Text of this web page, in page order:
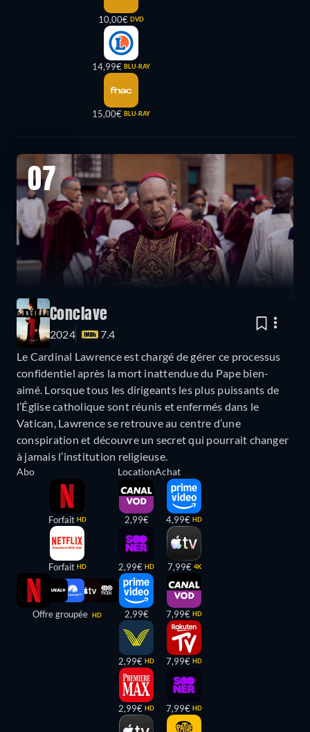
10,00€ DVD
14,99€ BLU-RAY
15,00€ BLU-RAY
07
Conclave
2024
7.4
Le Cardinal Lawrence est chargé de gérer ce processus
confidentiel après la mort inattendue du Pape bien-
aimé. Lorsque tous les dirigeants les plus puissants de
l’Église catholique sont réunis et enfermés dans le
Vatican, Lawrence se retrouve au centre d’une
conspiration et découvre un secret qui pourrait changer
à jamais l’institution religieuse.
Abo
Forfait HD
Forfait HD
Offre groupée HD
Location
2,99€
2,99€ HD
2,99€
2,99€ HD
2,99€ HD
Achat
4,99€ HD
7,99€ 4K
7,99€ HD
7,99€ HD
7,99€ HD